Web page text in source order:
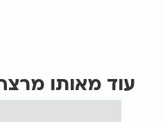
עוד מאותו